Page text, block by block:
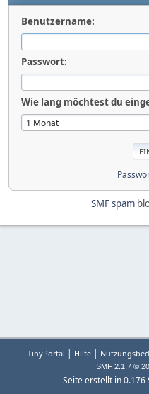
Benutzername:
Passwort:
Wie lang möchtest du
SMF spam
TinyPortal | Hilfe |
SMF 2.1.7 ©
Seite erstellt in 0.176